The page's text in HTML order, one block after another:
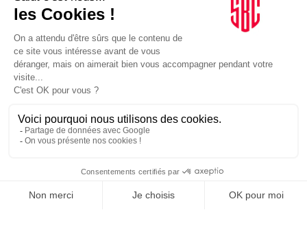
Agence web:Novius